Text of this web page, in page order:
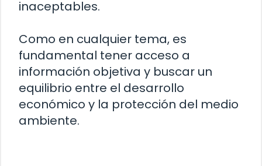
inaceptables.
Como en cualquier tema, es
fundamental tener acceso a
información objetiva y buscar un
equilibrio entre el desarrollo
económico y la protección del medio
ambiente.